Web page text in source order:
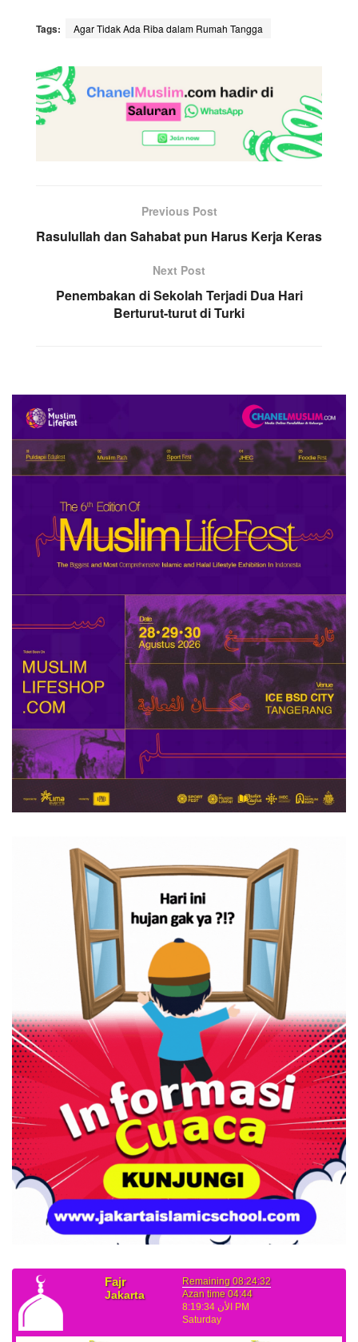
Tags: Agar Tidak Ada Riba dalam Rumah Tangga
Previous Post
Rasulullah dan Sahabat pun Harus Kerja Keras
Next Post
Penembakan di Sekolah Terjadi Dua Hari
Berturut-turut di Turki